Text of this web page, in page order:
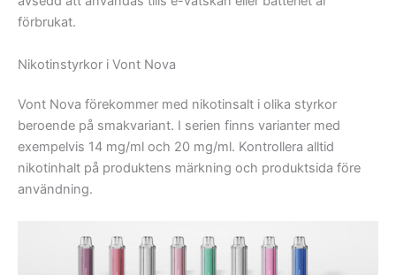
förbrukat.
Nikotinstyrkor i Vont Nova
Vont Nova förekommer med nikotinsalt i olika styrkor
beroende på smakvariant. I serien finns varianter med
exempelvis 14 mg/ml och 20 mg/ml. Kontrollera alltid
nikotinhalt på produktens märkning och produktsida före
användning.